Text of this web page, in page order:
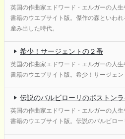
英国の作曲家エドワード・エルガーの人
書籍のウエブサイト版。傑作の森といわ
産み出した時代。
希少！サージェントの２番
英国の作曲家エドワード・エルガーの人
書籍のウエブサイト版。希少！サージェン
伝説のバルビローリのボストン
英国の作曲家エドワード・エルガーの人
書籍のウエブサイト版。伝説のバルビロ